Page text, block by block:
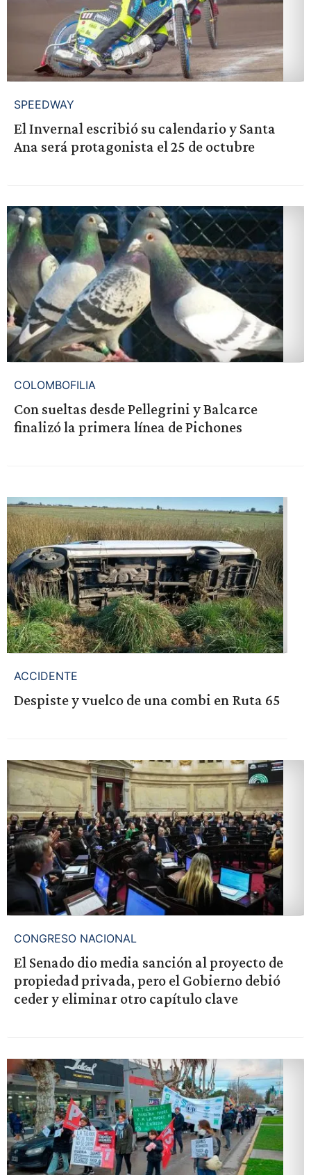
SPEEDWAY
El Invernal escribió su calendario y Santa
Ana será protagonista el 25 de octubre
COLOMBOFILIA
Con sueltas desde Pellegrini y Balcarce
finalizó la primera línea de Pichones
ACCIDENTE
Despiste y vuelco de una combi en Ruta 65
CONGRESO NACIONAL
El Senado dio media sanción al proyecto de
propiedad privada, pero el Gobierno debió
ceder y eliminar otro capítulo clave